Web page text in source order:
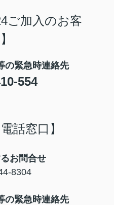
ご加入のお客
の緊急時連絡先
554
話窓口】
お問合せ
8304
の緊急時連絡先